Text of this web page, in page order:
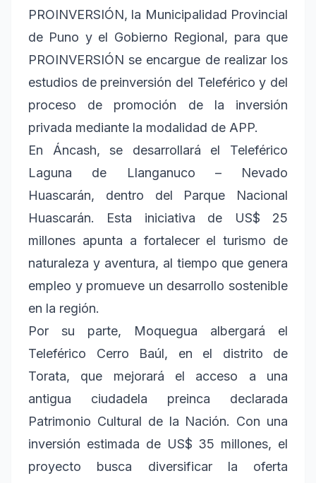
PROINVERSIÓN, la Municipalidad Provincial
de Puno y el Gobierno Regional, para que
PROINVERSIÓN se encargue de realizar los
estudios de preinversión del Teleférico y del
proceso de promoción de la inversión
privada mediante la modalidad de APP.
En Áncash, se desarrollará el Teleférico
Laguna de Llanganuco – Nevado
Huascarán, dentro del Parque Nacional
Huascarán. Esta iniciativa de US$ 25
millones apunta a fortalecer el turismo de
naturaleza y aventura, al tiempo que genera
empleo y promueve un desarrollo sostenible
en la región.
Por su parte, Moquegua albergará el
Teleférico Cerro Baúl, en el distrito de
Torata, que mejorará el acceso a una
antigua ciudadela preinca declarada
Patrimonio Cultural de la Nación. Con una
inversión estimada de US$ 35 millones, el
proyecto busca diversificar la oferta